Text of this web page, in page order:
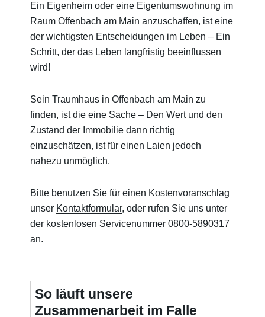
Ein Eigenheim oder eine Eigentumswohnung im
Raum Offenbach am Main anzuschaffen, ist eine
der wichtigsten Entscheidungen im Leben – Ein
Schritt, der das Leben langfristig beeinflussen
wird!
Sein Traumhaus in Offenbach am Main zu
finden, ist die eine Sache – Den Wert und den
Zustand der Immobilie dann richtig
einzuschätzen, ist für einen Laien jedoch
nahezu unmöglich.
Bitte benutzen Sie für einen Kostenvoranschlag
unser Kontaktformular, oder rufen Sie uns unter
der kostenlosen Servicenummer0800-5890317
an.
So läuft unsere
Zusammenarbeit im Falle